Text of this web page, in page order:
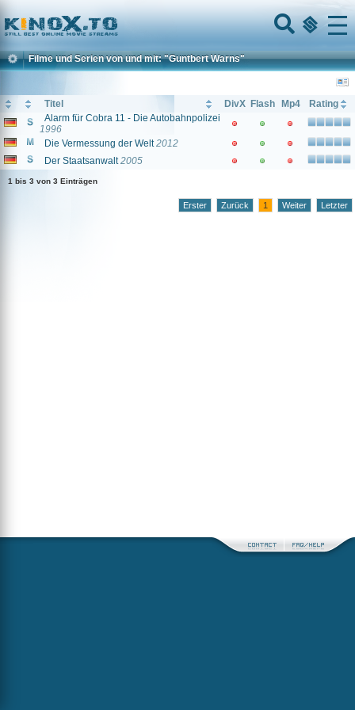
Home
Menu
Filme und Serien von und mit: "Guntbert Warns"
Titel DivX Flash Mp4
Rating
Alarm für Cobra 11 - Die Autobahnpolizei
1996
Die Vermessung der Welt 2012
Der Staatsanwalt 2005
1 bis 3 von 3 Einträgen
Erster Zurück 1 Weiter Letzter